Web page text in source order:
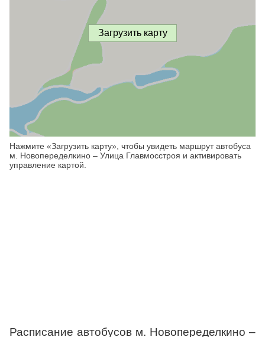
Загрузить карту
Нажмите «Загрузить карту», чтобы увидеть маршрут автобуса
м. Новопеределкино – Улица Главмосстроя и активировать
управление картой.
Расписание автобусов м. Новопеределкино –